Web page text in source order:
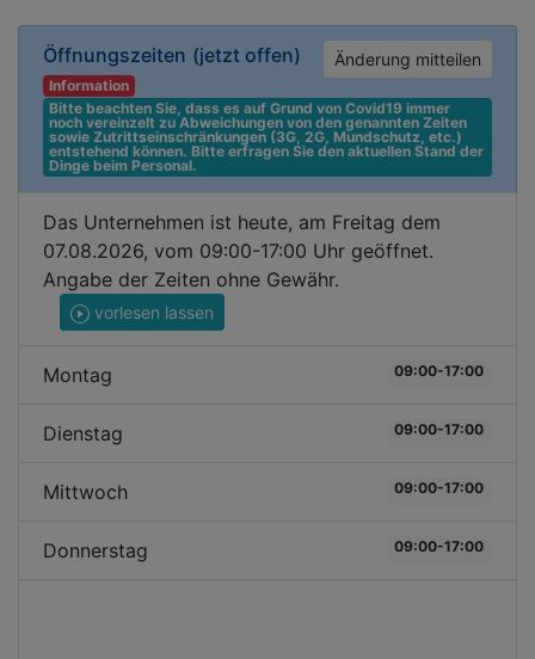
Öffnungszeiten (jetzt offen) Änderung mitteilen
Information
Bitte beachten Sie, dass es auf Grund von Covid19 immer
noch vereinzelt zu Abweichungen von den genannten Zeiten
sowie Zutrittseinschränkungen (3G, 2G, Mundschutz, etc.)
entstehend können. Bitte erfragen Sie den aktuellen Stand der
Dinge beim Personal.
Das Unternehmen ist heute, am Freitag dem
07.08.2026, vom 09:00-17:00 Uhr geöffnet.
Angabe der Zeiten ohne Gewähr.
vorlesen lassen
Montag 09:00-17:00
Dienstag 09:00-17:00
Mittwoch 09:00-17:00
Donnerstag 09:00-17:00